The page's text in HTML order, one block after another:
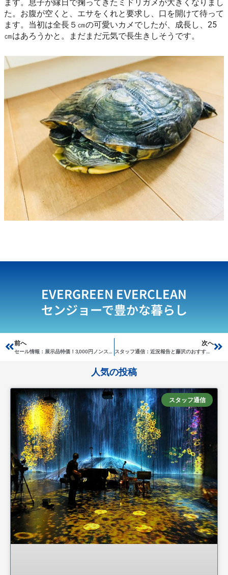
ます。息子が縁日で掬ってきたミドリガメが大きくなりまし
た。お腹が空くと、エサをくれと要求し、口を開けて待って
ます。当初は全長５㎝の可愛いカメでしたが、成長し、25
㎝はあろうかと。まだまだ元気で長生きしそうです。
EVERGREEN EVERCLEAN
センジョーで豊かな暮らし
Prev
前へ
セール情報：展示品特価！3,000円ノンスリップ作業マット
次へ
スタッフ通信：近況報告と藤沢のおすすめランチ
人気の投稿
スタッフ通信